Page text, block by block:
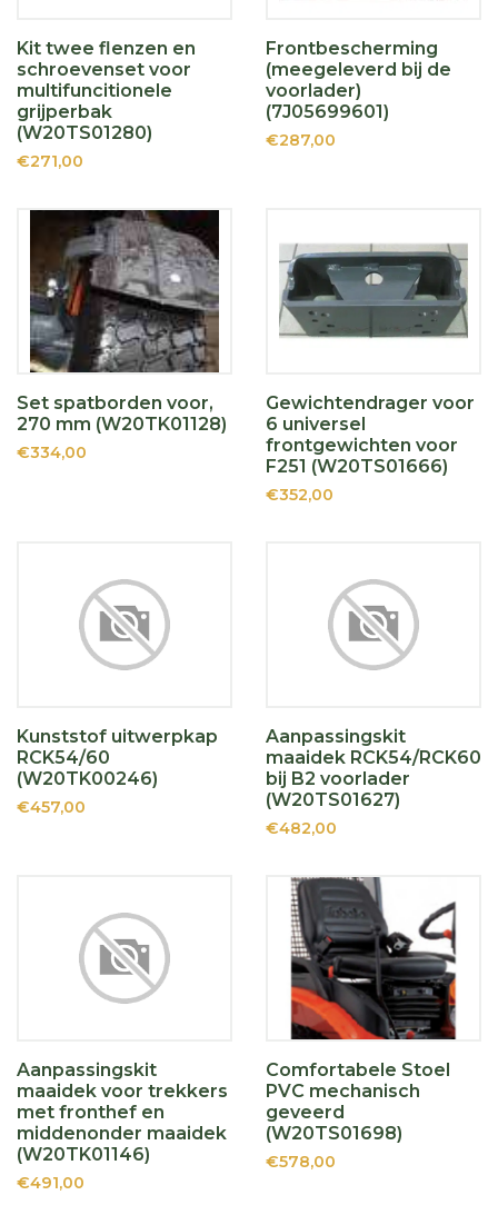
Kit twee flenzen en
schroevenset voor
multifuncitionele
grijperbak
(W20TS01280)
€271,00
Frontbescherming
(meegeleverd bij de
voorlader)
(7J05699601)
€287,00
Set spatborden voor,
270 mm (W20TK01128)
€334,00
Gewichtendrager voor
6 universel
frontgewichten voor
F251 (W20TS01666)
€352,00
Kunststof uitwerpkap
RCK54/60
(W20TK00246)
€457,00
Aanpassingskit
maaidek RCK54/RCK60
bij B2 voorlader
(W20TS01627)
€482,00
Aanpassingskit
maaidek voor trekkers
met fronthef en
middenonder maaidek
(W20TK01146)
€491,00
Comfortabele Stoel
PVC mechanisch
geveerd
(W20TS01698)
€578,00